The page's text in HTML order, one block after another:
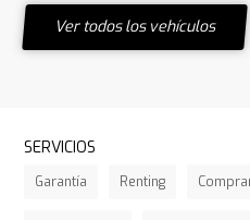
Ver todos los vehículos
SERVICIOS
Garantía Renting